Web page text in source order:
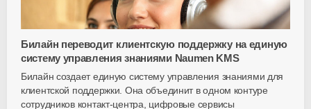
Билайн переводит клиентскую поддержку на единую
систему управления знаниями Naumen KMS
Билайн создает единую систему управления знаниями для
клиентской поддержки. Она объединит в одном контуре
сотрудников контакт-центра , цифровые сервисы